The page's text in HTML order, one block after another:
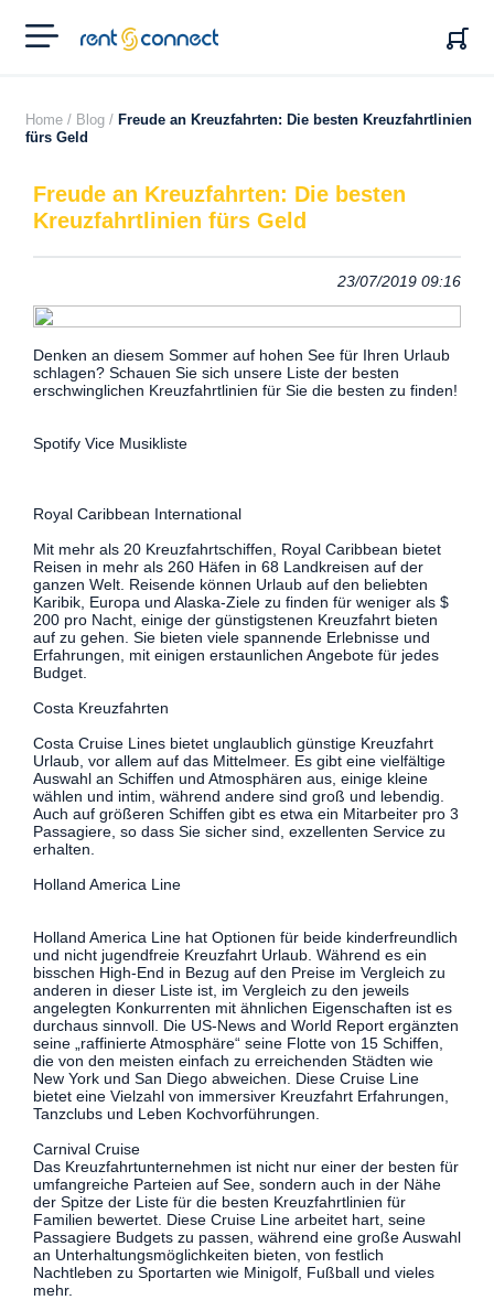
RENT'N
CONNECT
Home / Blog / Freude an Kreuzfahrten: Die besten Kreuzfahrtlinien
fürs Geld
Freude an Kreuzfahrten: Die besten
Kreuzfahrtlinien fürs Geld
23/07/2019 09:16
Denken an diesem Sommer auf hohen See für Ihren Urlaub
schlagen? Schauen Sie sich unsere Liste der besten
erschwinglichen Kreuzfahrtlinien für Sie die besten zu finden!
Spotify Vice Musikliste
Royal Caribbean International
Mit mehr als 20 Kreuzfahrtschiffen, Royal Caribbean bietet
Reisen in mehr als 260 Häfen in 68 Landkreisen auf der
ganzen Welt. Reisende können Urlaub auf den beliebten
Karibik, Europa und Alaska-Ziele zu finden für weniger als $
200 pro Nacht, einige der günstigstenen Kreuzfahrt bieten
auf zu gehen. Sie bieten viele spannende Erlebnisse und
Erfahrungen, mit einigen erstaunlichen Angebote für jedes
Budget.
Costa Kreuzfahrten
Costa Cruise Lines bietet unglaublich günstige Kreuzfahrt
Urlaub, vor allem auf das Mittelmeer. Es gibt eine vielfältige
Auswahl an Schiffen und Atmosphären aus, einige kleine
wählen und intim, während andere sind groß und lebendig.
Auch auf größeren Schiffen gibt es etwa ein Mitarbeiter pro 3
Passagiere, so dass Sie sicher sind, exzellenten Service zu
erhalten.
Holland America Line
Holland America Line hat Optionen für beide kinderfreundlich
und nicht jugendfreie Kreuzfahrt Urlaub. Während es ein
bisschen High-End in Bezug auf den Preise im Vergleich zu
anderen in dieser Liste ist, im Vergleich zu den jeweils
angelegten Konkurrenten mit ähnlichen Eigenschaften ist es
durchaus sinnvoll. Die US-News and World Report ergänzten
seine „raffinierte Atmosphäre“ seine Flotte von 15 Schiffen,
die von den meisten einfach zu erreichenden Städten wie
New York und San Diego abweichen. Diese Cruise Line
bietet eine Vielzahl von immersiver Kreuzfahrt Erfahrungen,
Tanzclubs und Leben Kochvorführungen.
Carnival Cruise
Das Kreuzfahrtunternehmen ist nicht nur einer der besten für
umfangreiche Parteien auf See, sondern auch in der Nähe
der Spitze der Liste für die besten Kreuzfahrtlinien für
Familien bewertet. Diese Cruise Line arbeitet hart, seine
Passagiere Budgets zu passen, während eine große Auswahl
an Unterhaltungsmöglichkeiten bieten, von festlich
Nachtleben zu Sportarten wie Minigolf, Fußball und vieles
mehr.